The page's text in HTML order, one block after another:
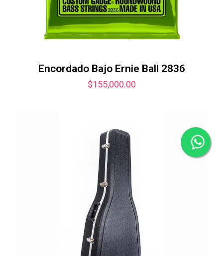
Encordado Bajo Ernie Ball 2836
$155,000.00